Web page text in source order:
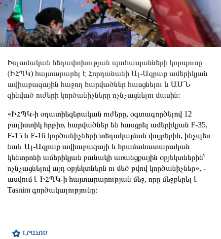
ԼՐԱՀՈՍ
Իսլամական հեղափոխության պահապանների կորպուսը
(ԻՀՊԿ) հայտարարել է Հորդանանի Ալ-Ազրաք ամերիկյան
ավիաբազային հաջող հարվածներ հասցնելու և ԱՄՆ
զինված ուժերի կործանիչները ոչնչացնելու մասին։
«ԻՀՊԿ-ի օդատիեզերական ուժերը, օգտագործելով 12
բալիստիկ հրթիռ, հարվածներ են հասցրել ամերիկյան F-35,
F-15 և F-16 կործանիչների տեղակայման վայրերին, ինչպես
նաև Ալ-Ազրաք ավիաբազայի և հրամանատարական
կենտրոնի ամերիկյան բանակի առանցքային օբյեկտներին՝
ոչնչացնելով այդ օբյեկտներն ու մեծ թվով կործանիչներ», -
ասվում է ԻՀՊԿ-ի հայտարարության մեջ, որը մեջբերել է
Tasnim գործակալությունը։